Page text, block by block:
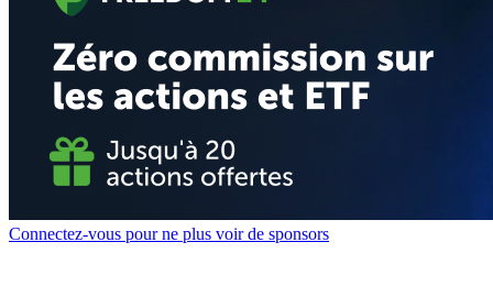
Connectez-vous pour ne plus voir de sponsors